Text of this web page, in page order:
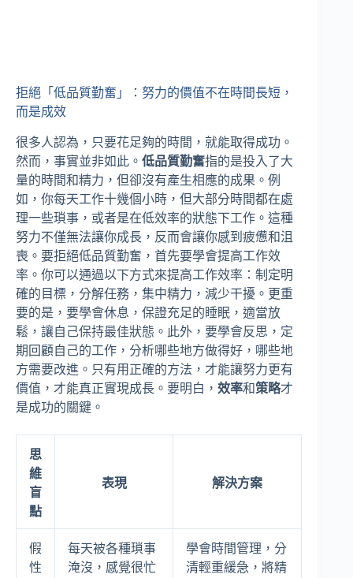
拒絕「低品質勤奮」：努力的價值不在時間長短，
而是成效
很多人認為，只要花足夠的時間，就能取得成功。
然而，事實並非如此。 低品質勤奮指的是投入了大
量的時間和精力，但卻沒有產生相應的成果。例
如，你每天工作十幾個小時，但大部分時間都在處
理一些瑣事，或者是在低效率的狀態下工作。這種
努力不僅無法讓你成長，反而會讓你感到疲憊和沮
喪。要拒絕低品質勤奮，首先要學會提高工作效
率。你可以通過以下方式來提高工作效率：制定明
確的目標，分解任務，集中精力，減少干擾。更重
要的是，要學會休息，保證充足的睡眠，適當放
鬆，讓自己保持最佳狀態。此外，要學會反思，定
期回顧自己的工作，分析哪些地方做得好，哪些地
方需要改進。只有用正確的方法，才能讓努力更有
價值，才能真正實現成長。要明白， 效率和策略才
是成功的關鍵。
思
維
盲
點
表現 解決方案
假
性
每天被各種瑣事
淹沒，感覺很忙
學會時間管理，分
清輕重緩急，將精